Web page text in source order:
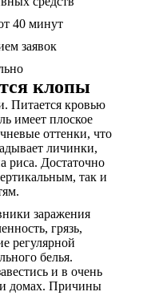
40 минут
заявок
клопы
Питается кровью
имеет плоское
оттенки, что
личинки,
риса. Достаточно
так и
заражения
грязь,
регулярной
белья.
и в очень
домах. Причины